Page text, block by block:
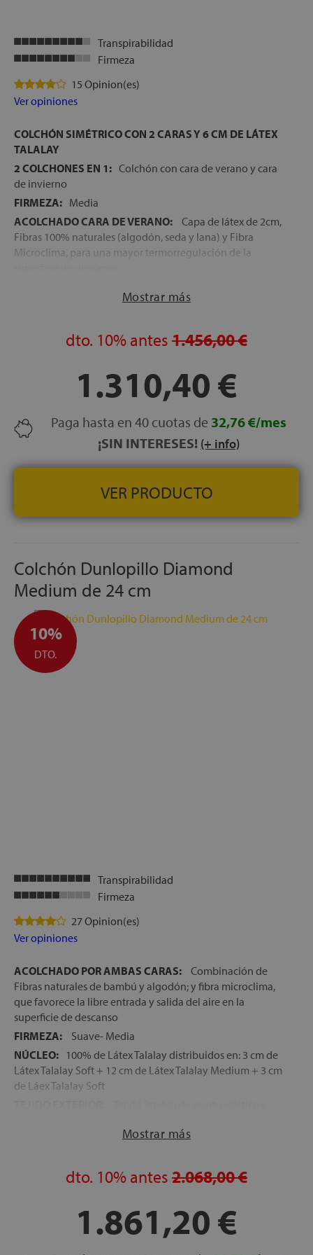
Transpirabilidad
Firmeza
15 Opinion(es)
Ver opiniones
COLCHÓN SIMÉTRICO CON 2 CARAS Y 6 CM DE LÁTEX
TALALAY
2 COLCHONES EN 1: Colchón con cara de verano y cara
de invierno
FIRMEZA: Media
ACOLCHADO CARA DE VERANO:
Capa de látex de 2cm,
Fibras 100% naturales (algodón, seda y lana) y Fibra
Microclima, para una mayor termorregulación de la
de gran adaptabilidad: Adaptech Foam, Fibras 100%
NÚCLEO 100% DE LÁTEX: Perfecta combinación de
Látex Talalay Medium, considerado el mejor látex del
desarrollado por Dunlopillo
ACOLCHADO INFERIOR:
2 cm de Espumación de gran
adaptabilidad: Adaptech Foam, Fibras 100% naturales
(algodón,seda y lana) y Fibra microclima
DESENFUNDABLE: Con cremallera
ENVÍO, MONTAJE Y RETIRADA DEL ANTIGUO
COLCHÓN, GRATIS
ALTURA: +/- 21 cm
Mostrar más
dto. 10% antes 1.456,00 €
1.310,40 €
Paga hasta en 40 cuotas de 32,76 €/mes
¡SIN INTERESES! (+ info)
VER PRODUCTO
Colchón Dunlopillo Diamond
Medium de 24 cm
10%
DTO.
Transpirabilidad
Firmeza
27 Opinion(es)
Ver opiniones
ACOLCHADO POR AMBAS CARAS:
Combinación de
Fibras naturales de bambú y algodón; y fibra microclima,
que favorece la libre entrada y salida del aire en la
superficie de descanso
FIRMEZA:
Suave- Media
NÚCLEO: 100% de Látex Talalay distribuidos en: 3 cm de
Látex Talalay Soft + 12 cm de Látex Talalay Medium + 3 cm
de Láex Talalay Soft
del cuerpo a los acolchados del colchón
simétrica de este modelo, se puede utilizar
indistintamente por ambas caras. Así, se consigue un uso
se mantendrá en condiciones óptimas para su uso durante
mucho más tiempo
Mostrar más
dto. 10% antes 2.068,00 €
1.861,20 €